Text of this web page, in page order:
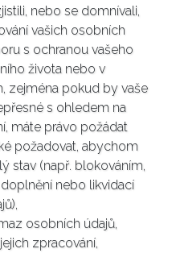
nebo se domnívali,
vašich osobních
s ochranou vašeho
života nebo v
zejména pokud by vaše
s ohledem na
máte právo požádat
požadovat, abychom
stav (např. blokováním,
nebo likvidací
osobních údajů,
zpracování,